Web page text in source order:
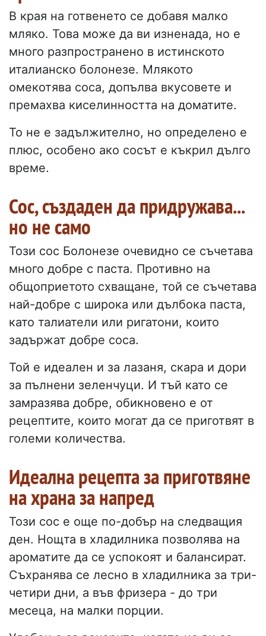
В края на готвенето се добавя малко
мляко. Това може да ви изненада, но е
много разпространено в истинското
италианско болонезе. Млякото
омекотява соса, допълва вкусовете и
премахва киселинността на доматите.
То не е задължително, но определено е
плюс, особено ако сосът е къкрил дълго
време.
Сос, създаден да придружава...
но не само
Този сос Болонезе очевидно се съчетава
много добре с паста. Противно на
общоприетото схващане, той се съчетава
най-добре с широка или дълбока паста,
като талиатели или ригатони, които
задържат добре соса.
Той е идеален и за лазаня, скара и дори
за пълнени зеленчуци. И тъй като се
замразява добре, обикновено е от
рецептите, които могат да се приготвят в
големи количества.
Идеална рецепта за приготвяне
на храна за напред
Този сос е още по-добър на следващия
ден. Нощта в хладилника позволява на
ароматите да се успокоят и балансират.
Съхранява се лесно в хладилника за три-
четири дни, а във фризера - до три
месеца, на малки порции.